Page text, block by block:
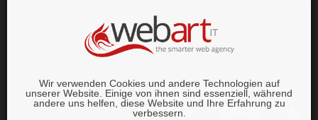
Wir verwenden Cookies und andere Technologien auf
unserer Website. Einige von ihnen sind essenziell, während
andere uns helfen, diese Website und Ihre Erfahrung zu
verbessern.
This website was proudly built with , lots of
CSS3.
Alle Rechte vorbehalten.